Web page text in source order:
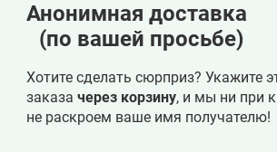
Анонимная доставка
(по вашей просьбе)
Хотите сделать сюрприз? Укажите
заказа через корзину, и мы ни при
не раскроем ваше имя получателю!